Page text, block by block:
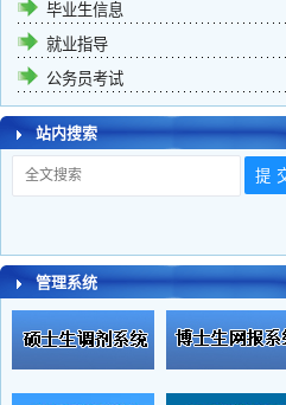
毕业生信息
就业指导
公务员考试
站内搜索
管理系统